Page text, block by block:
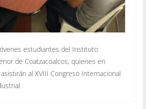
estudiantes del Instituto
de Coatzacoalcos, quienes en
al XVIII Congreso Internacional